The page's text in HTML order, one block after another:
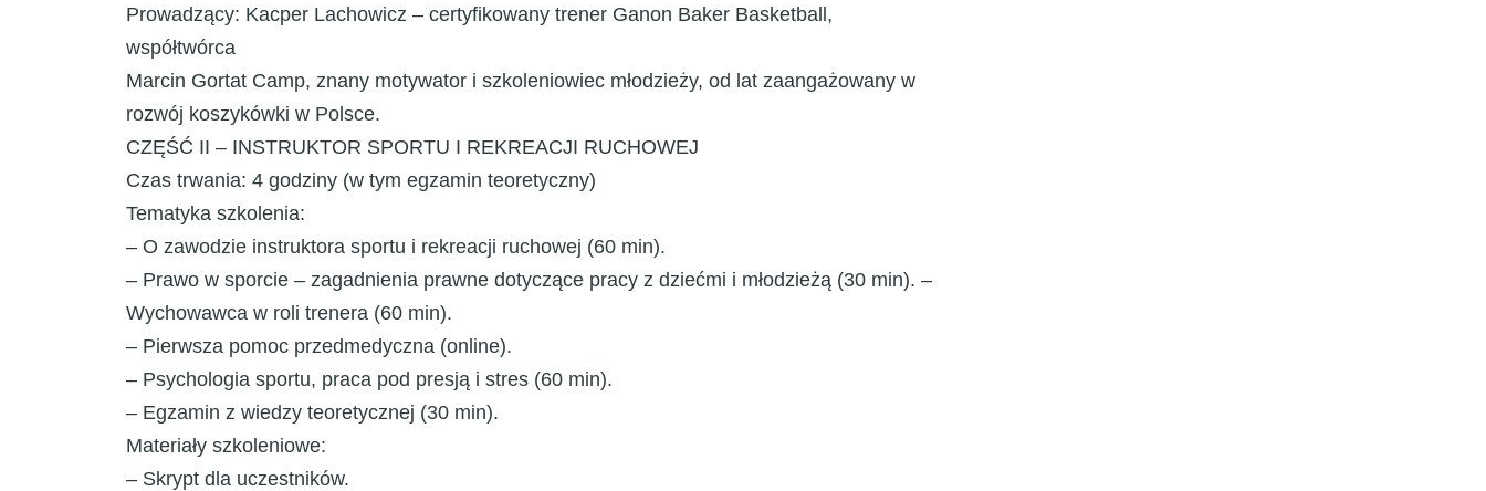
Prowadzący: Kacper Lachowicz – certyfikowany trener Ganon Baker Basketball,
współtwórca
Marcin Gortat Camp, znany motywator i szkoleniowiec młodzieży, od lat zaangażowany w
rozwój koszykówki w Polsce.
CZĘŚĆ II – INSTRUKTOR SPORTU I REKREACJI RUCHOWEJ
Czas trwania: 4 godziny (w tym egzamin teoretyczny)
Tematyka szkolenia:
– O zawodzie instruktora sportu i rekreacji ruchowej (60 min).
– Prawo w sporcie – zagadnienia prawne dotyczące pracy z dziećmi i młodzieżą (30 min). –
Wychowawca w roli trenera (60 min).
– Pierwsza pomoc przedmedyczna (online).
– Psychologia sportu, praca pod presją i stres (60 min).
– Egzamin z wiedzy teoretycznej (30 min).
Materiały szkoleniowe:
– Skrypt dla uczestników.